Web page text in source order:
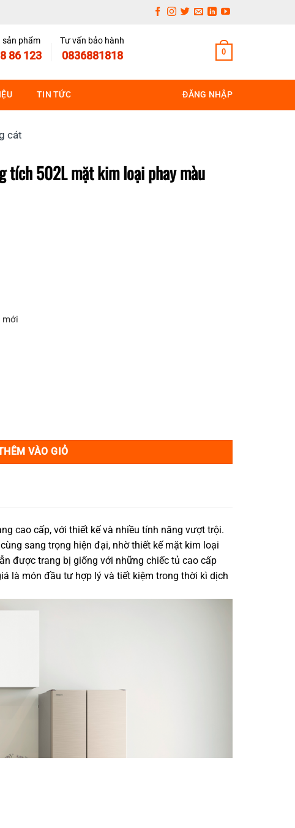
sản phẩm
86 123
Tư vấn bảo hành
0836881818 0
TIN TỨC ĐĂNG NHẬP
cát
tích 502L mặt kim loại phay màu
mới
loại phay màu vàng cát số lượng
VÀO GIỎ
cao cấp, với thiết kế và nhiều tính năng vượt trội.
sang trọng hiện đại, nhờ thiết kế mặt kim loại
được trang bị giống với những chiếc tủ cao cấp
là món đầu tư hợp lý và tiết kiệm trong thời kì dịch